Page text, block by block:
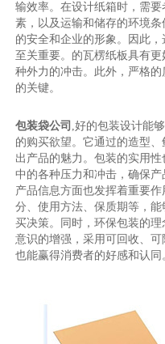
输效率。在设计纸箱时，需
素，以及运输和储存的环境
的安全和企业的形象。因此
至关重要。的瓦楞纸板具有
种外力的冲击。此外，严格
的关键。
包装袋公司 ,好的包装设计能
的购买欲望。它通过的造型
出产品的魅力。包装的实用
中的各种压力和冲击，确保
产品信息方面也发挥着重要
分、使用方法、保质期等，
买决策。同时，环保包装的
意识的增强，采用可回收、可
也能赢得消费者的好感和认同